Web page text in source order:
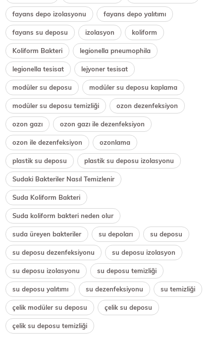
fayans depo izolasyonu fayans depo yalıtımı
fayans su deposu izolasyon koliform
Koliform Bakteri legionella pneumophila
legionella tesisat lejyoner tesisat
modüler su deposu modüler su deposu kaplama
modüler su deposu temizliği ozon dezenfeksiyon
ozon gazı ozon gazı ile dezenfeksiyon
ozon ile dezenfeksiyon ozonlama
plastik su deposu plastik su deposu izolasyonu
Sudaki Bakteriler Nasıl Temizlenir
Suda Koliform Bakteri
Suda koliform bakteri neden olur
suda üreyen bakteriler su depoları su deposu
su deposu dezenfeksiyonu su deposu izolasyon
su deposu izolasyonu su deposu temizliği
su deposu yalıtımı su dezenfeksiyonu su temizliği
çelik modüler su deposu çelik su deposu
çelik su deposu temizliği